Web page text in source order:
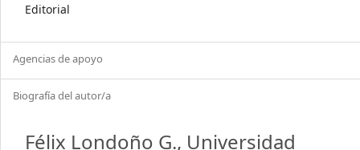
Editorial
Agencias de apoyo
Biografía del autor/a
Félix Londoño G., Universidad